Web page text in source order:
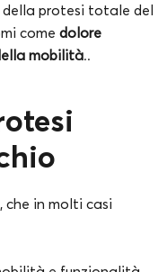
protesi totale del
come dolore
mobilità..
che in molti casi